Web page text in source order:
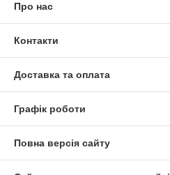
Про нас
Контакти
Доставка та оплата
Графік роботи
Повна версія сайту